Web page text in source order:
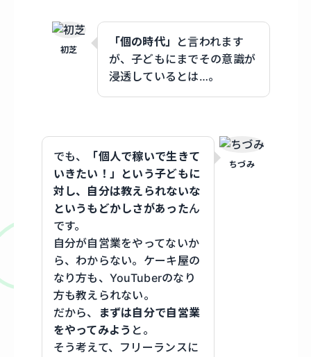
初芝
「個の時代」
と言われます
が、子どもにまでその意識が
浸透しているとは…。
ちづみ
でも、
「個人で稼いで生きて
いきたい！」という子どもに
対し、自分は教えられないな
というもどかしさがあったん
です。
自分が自営業をやってないか
ら、わからない。ケーキ屋の
なり方も、YouTuberのなり
方も教えられない。
だから、
まずは自分で自営業
をやってみよう と。
そう考えて、フリーランスに